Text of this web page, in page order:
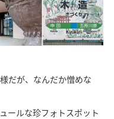
だが、なんだか憎めな
ールな珍フォトスポット